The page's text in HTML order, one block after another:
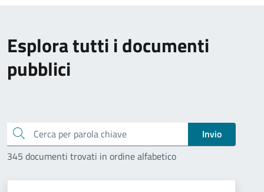
Esplora tutti i documenti
pubblici
Cerca
Invio
345 documenti trovati in ordine alfabetico